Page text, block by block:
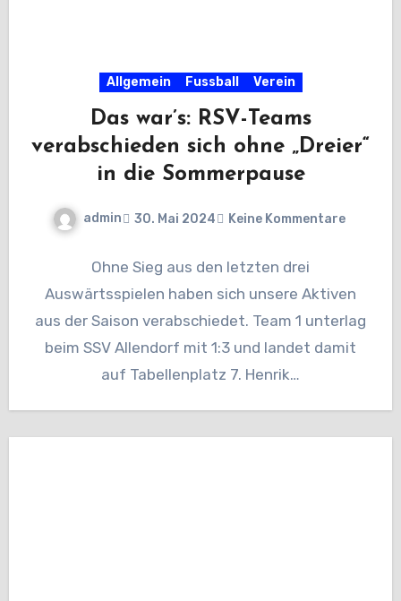
Allgemein Fussball Verein
Das war’s: RSV-Teams
verabschieden sich ohne „Dreier“
in die Sommerpause
admin 30. Mai 2024 Keine Kommentare
Ohne Sieg aus den letzten drei
Auswärtsspielen haben sich unsere Aktiven
aus der Saison verabschiedet. Team 1 unterlag
beim SSV Allendorf mit 1:3 und landet damit
auf Tabellenplatz 7. Henrik…